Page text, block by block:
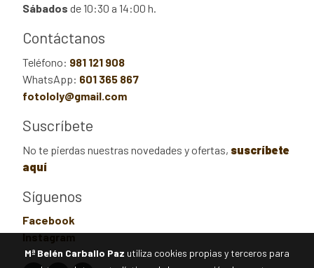
Sábados de 10:30 a 14:00 h.
Contáctanos
Teléfono: 981 121 908
WhatsApp: 601 365 867
fotololy@gmail.com
Suscríbete
No te pierdas nuestras novedades y ofertas, suscríbete
aquí
Síguenos
Facebook
Instagram
Mª Belén Carballo Paz utiliza cookies propias y terceros para